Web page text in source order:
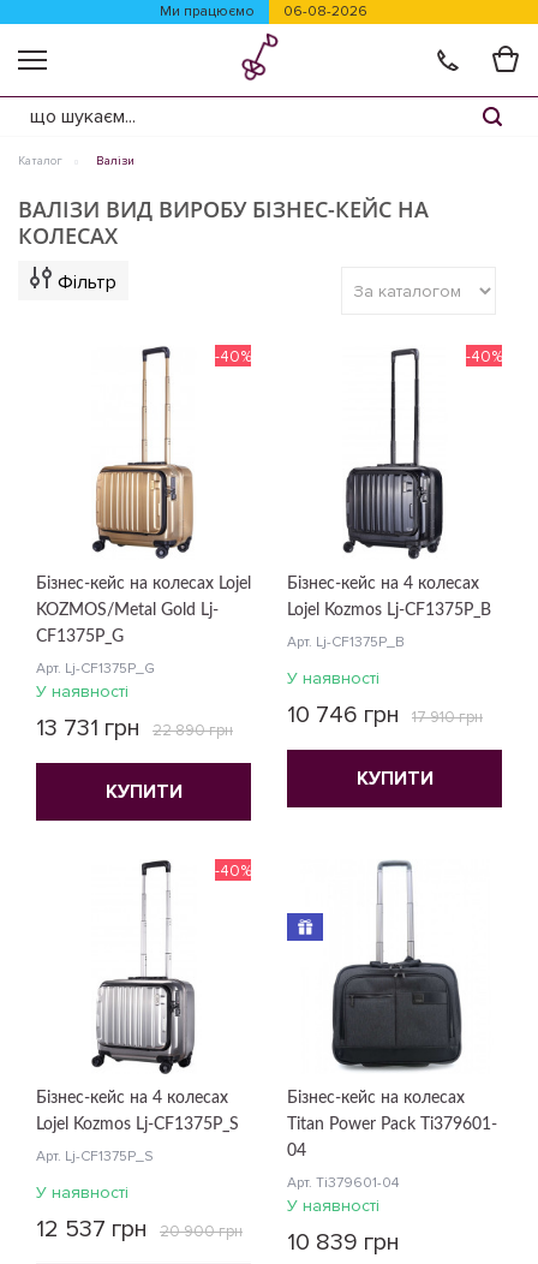
Ми працюємо 06-08-2026
Каталог Валізи
ВАЛІЗИ ВИД ВИРОБУ БІЗНЕС-КЕЙС НА
КОЛЕСАХ
Фільтр
Бізнес-кейс на колесах Lojel
KOZMOS/Metal Gold Lj-
CF1375P_G
Арт. Lj-CF1375P_G
-40%
У наявності
13 731 грн 22 890 грн
КУПИТИ
Бізнес-кейс на 4 колесах
Lojel Kozmos Lj-CF1375P_B
Арт. Lj-CF1375P_B
-40%
У наявності
10 746 грн 17 910 грн
КУПИТИ
Бізнес-кейс на 4 колесах
Lojel Kozmos Lj-CF1375P_S
Арт. Lj-CF1375P_S
-40%
У наявності
12 537 грн 20 900 грн
Бізнес-кейс на колесах
Titan Power Pack Ti379601-
04
Арт. Ti379601-04
У наявності
10 839 грн